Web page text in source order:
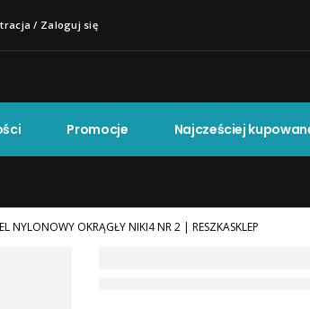
/ Zaloguj się
Promocje Najcześciej
NYLONOWY OKRĄGŁY NIKI4 NR 2 | RESZKASKLEP